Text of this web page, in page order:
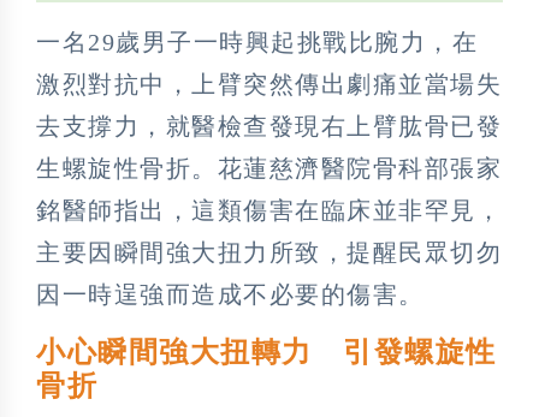
一名29歲男子一時興起挑戰比腕力，在
激烈對抗中，上臂突然傳出劇痛並當場失
去支撐力，就醫檢查發現右上臂肱骨已發
生螺旋性骨折。花蓮慈濟醫院骨科部張家
銘醫師指出，這類傷害在臨床並非罕見，
主要因瞬間強大扭力所致，提醒民眾切勿
因一時逞強而造成不必要的傷害。
小心瞬間強大扭轉力 引發螺旋性
骨折